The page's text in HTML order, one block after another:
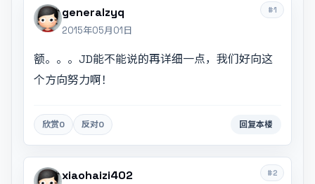
#1
generalzyq
2015年05月01日
额。。。JD能不能说的再详细一点，我们好向这
个方向努力啊！
欣赏0 反对0 回复本楼
#2
xiaohaizi402